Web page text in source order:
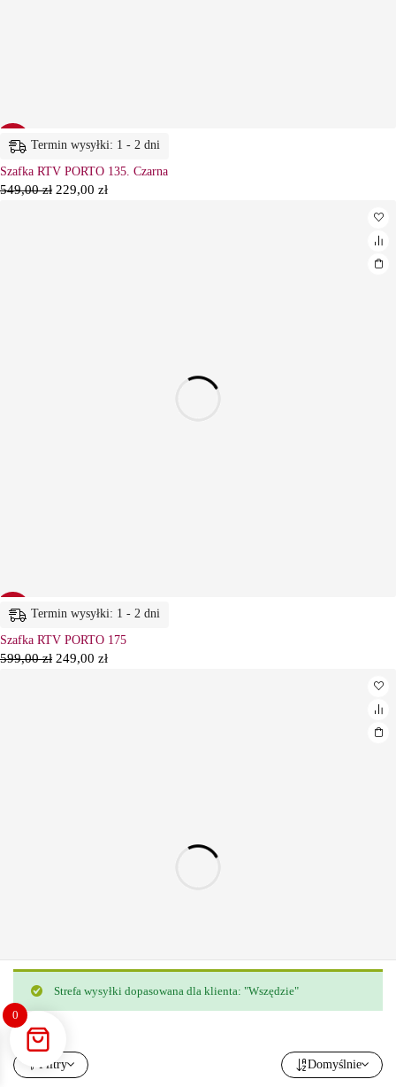
Strefa wysyłki dopasowana dla klienta: "Wszędzie"
Filtry Domyślnie
58% Termin wysyłki: 1 - 2 dni
Szafka RTV PORTO 135. Czarna
549,00zł 229,00 zł
58% Termin wysyłki: 1 - 2 dni
Szafka RTV PORTO 175
599,00zł 249,00 zł
55% Termin wysyłki: 1 - 2 dni
0